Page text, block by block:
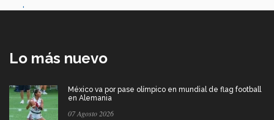
Lo más nuevo
México va por pase olímpico en mundial de flag football
en Alemania
07 Agosto 2026